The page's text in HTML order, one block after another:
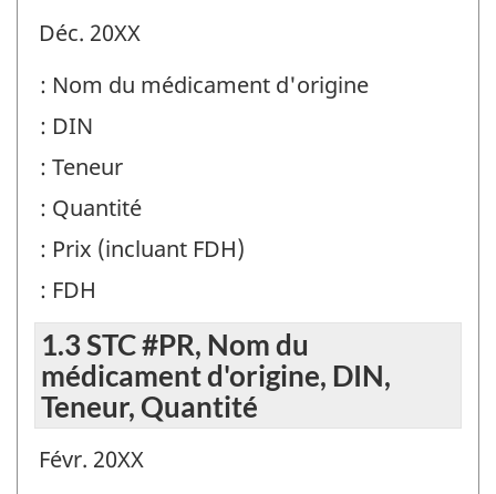
Déc. 20XX
: Nom du médicament d'origine
: DIN
: Teneur
: Quantité
: Prix (incluant FDH)
: FDH
1.3 STC #PR, Nom du
médicament d'origine, DIN,
Teneur, Quantité
Févr. 20XX